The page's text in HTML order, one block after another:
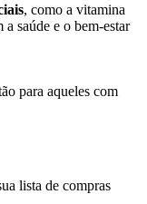
, como a vitamina
saúde e o bem-estar
para aqueles com
lista de compras